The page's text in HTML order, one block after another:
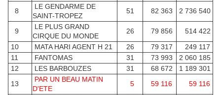
8
LE GENDARME DE
SAINT-TROPEZ
51 82 363 2 736 540
9
LE PLUS GRAND
CIRQUE DU MONDE
26 79 856
514 422
10
MATA HARI AGENT H 21 26 79 317
249 117
11
FANTOMAS 31 73 993
2 060 185
12
LES BARBOUZES 31 68 672
1 189 301
13
PAR UN BEAU MATIN
D'ETE
5 59 116
59 116